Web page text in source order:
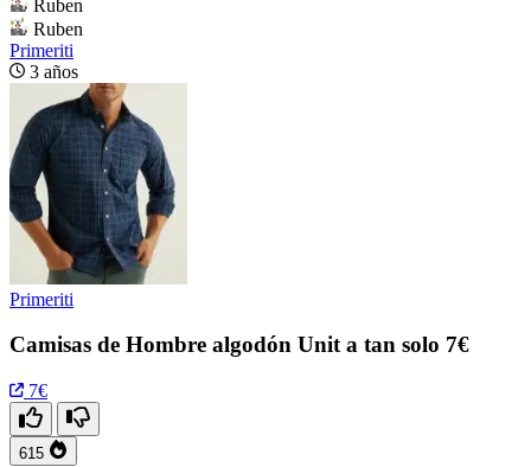
Ruben
Ruben
Primeriti
3 años
Primeriti
Camisas de Hombre algodón Unit a tan solo 7€
7€
615